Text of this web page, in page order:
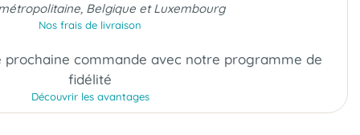
Belgique et Luxembourg
Nos frais de livraison
commande avec notre programme de
fidélité
Découvrir les avantages